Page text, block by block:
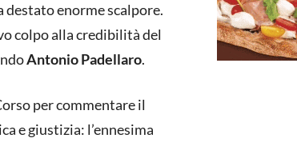
destato enorme scalpore.
colpo alla credibilità del
Antonio Padellaro.
per commentare il
e giustizia: l’ennesima